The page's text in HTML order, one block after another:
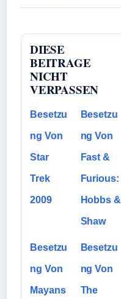
DIESE
BEITRAGE
NICHT
VERPASSEN
Besetzu
ng Von
Star
Trek
2009
Besetzu
ng Von
Fast &
Furious:
Hobbs &
Shaw
Besetzu
ng Von
Mayans
Besetzu
ng Von
The